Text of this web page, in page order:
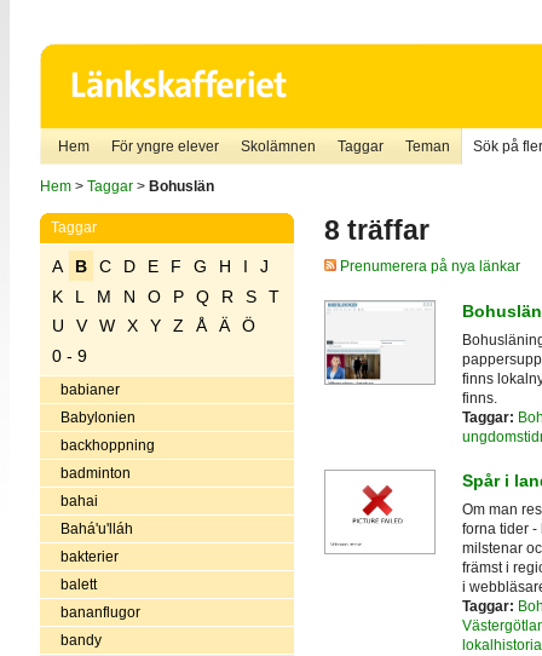
Hem För yngre elever Skolämnen Taggar Teman Sök på
Hem> Taggar> Bohuslän
Taggar
A B C D E F G H I
J
K
L M N O P Q R S
T
U
V W X Y Z Å Ä
Ö
0 - 9
babianer
Babylonien
backhoppning
badminton
bahai
Bahá'u'lláh
bakterier
balett
bananflugor
bandy
8 träffar
Prenumerera på nya länkar
finns
finns.
Taggar:
Spår i
Om man
forna tider -
milstenar
främst i
i
Taggar:
lokalhistoria